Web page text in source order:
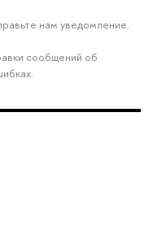
нам уведомление.
сообщений об